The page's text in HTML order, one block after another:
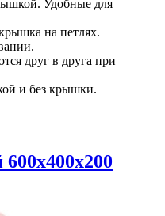
Удобные для
на петлях.
друг в друга при
и без крышки.